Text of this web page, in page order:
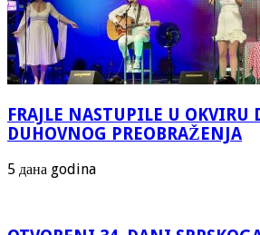
FRAJLE NASTUPILE U OKVIRU
DUHOVNOG PREOBRAŽENJA
5 дана godina